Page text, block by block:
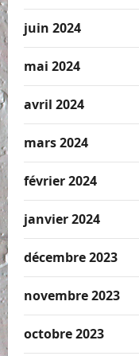
juin 2024
mai 2024
avril 2024
mars 2024
février 2024
janvier 2024
décembre 2023
novembre 2023
octobre 2023